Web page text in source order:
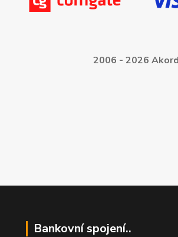
2006 - 2026
Bankovní spojení..